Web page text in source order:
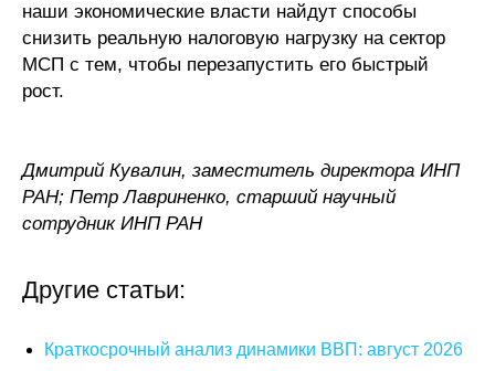
наши экономические власти найдут способы
снизить реальную налоговую нагрузку на сектор
МСП с тем, чтобы перезапустить его быстрый
рост.
Дмитрий Кувалин, заместитель директора ИНП
РАН; Петр Лавриненко, старший научный
сотрудник ИНП РАН
Другие статьи:
Краткосрочный анализ динамики ВВП: август 2026